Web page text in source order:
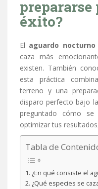
prepararse
éxito?
El aguardo nocturno
caza más
existen. También
esta práctica
terreno y una
disparo perfecto bajo
preguntado cómo
optimizar tus
Tabla de
¿En qué consiste el
¿Qué especies se